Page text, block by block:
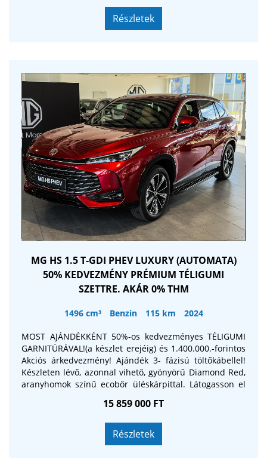
kijelző. Új GOOGLE alapú szolgáltatások, teljesen
testreszabható menüvel. Használt autóját korrekt áron
beszámítjuk, szalonunkban több finanszírozó ajánlata
Részletek
MG HS 1.5 T-GDI PHEV LUXURY (AUTOMATA)
50% KEDVEZMÉNY PRÉMIUM TÉLIGUMI
SZETTRE. AKÁR 0% THM
1496 cm³ Benzin 115 km 2024
MOST AJÁNDÉKKÉNT 50%-os kedvezményes TÉLIGUMI
GARNITÚRÁVAL!(a készlet erejéig) és 1.400.000.-forintos
Akciós árkedvezmény! Ajándék 3- fázisú töltőkábellel!
Készleten lévő, azonnal vihető, gyönyörű Diamond Red,
aranyhomok színű ecobőr üléskárpittal. Látogasson el
Akciós áron készletről azonnal megvásárolhatja! Fedezd
a plug-in hibrid technológia világába stílusosan és
tudatosan! Az MG HS PHEV Comfort nemcsak modern
15 859 000 FT
Részletek